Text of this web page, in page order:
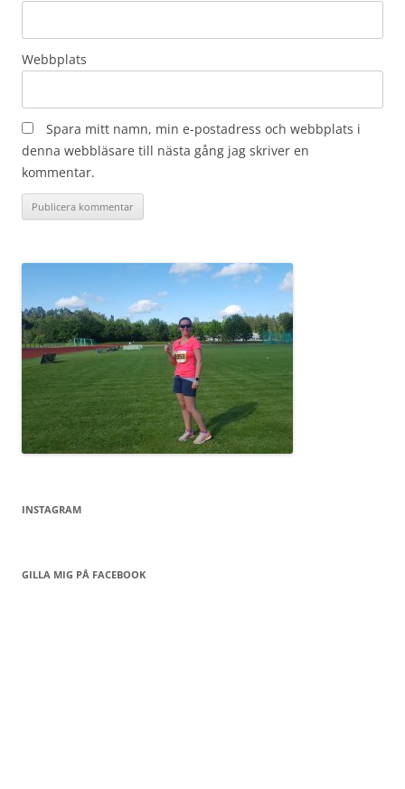
Webbplats
Spara mitt namn, min e-postadress och webbplats i
denna webbläsare till nästa gång jag skriver en
kommentar.
INSTAGRAM
GILLA MIG PÅ FACEBOOK